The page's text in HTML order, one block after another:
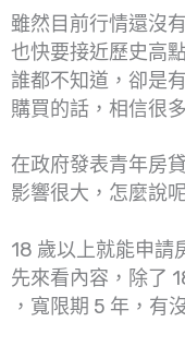
雖然目前行情還沒
也快要接近歷史高
誰都不知道，卻是
購買的話，相信很
在政府發表青年房
影響很大，怎麼說
18 歲以上就能申請
先來看內容，除了
，寬限期 5 年，有